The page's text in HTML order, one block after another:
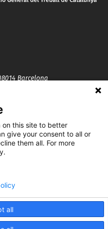
Barcelona
on this site to better
give your consent to all or
them all. For more
all